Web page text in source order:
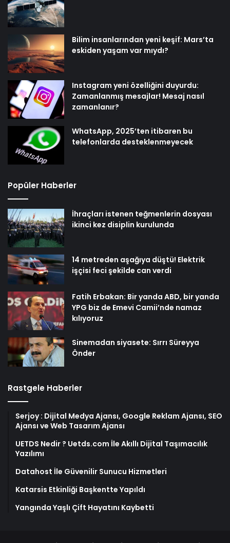
Bilim insanlarından yeni keşif: Mars’ta
eskiden yaşam var mıydı?
Instagram yeni özelliğini duyurdu:
Zamanlanmış mesajlar! Mesaj nasıl
zamanlanır?
WhatsApp, 2025’ten itibaren bu
telefonlarda desteklenmeyecek
Popüler Haberler
İhraçları istenen teğmenlerin dosyası
ikinci kez disiplin kurulunda
14 metreden aşağıya düştü! Elektrik
işçisi feci şekilde can verdi
Fatih Erbakan: Bir yanda ABD, bir yanda
YPG biz de Emevi Camii’nde namaz
kılıyoruz
Sinemadan siyasete: Sırrı Süreyya
Önder
Rastgele Haberler
Serjoy : Dijital Medya Ajansı, Google Reklam Ajansı, SEO
Ajansı ve Web Tasarım Ajansı
UETDS Nedir ? Uetds.com İle Akıllı Dijital Taşımacılık
Yazılımı
Datahost İle Güvenilir Sunucu Hizmetleri
Katarsis Etkinliği Başkentte Yapıldı
Yangında Yaşlı Çift Hayatını Kaybetti